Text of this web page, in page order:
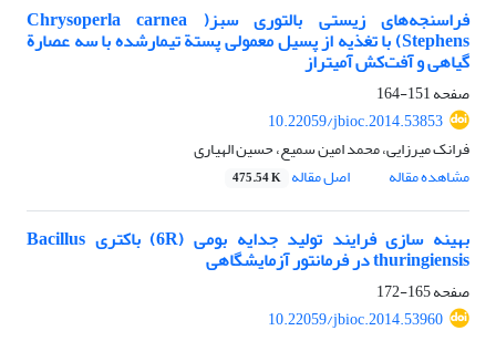
فراسنجه‌های زیستی بالتوری سبز( Chrysoperla carnea
(Stephens با تغذیه از پسیل معمولی پستة تیمار‌شده با سه عصارة
گیاهی و آفت‌کش آمیتراز
صفحه151-164
10.22059/jbioc.2014.53853
فرانک میرزایی، محمد امین سمیع، حسین الهیاری
مشاهده مقاله
اصل مقاله 475.54 K
بهینه سازی فرایند تولید جدایه بومی (6R) باکتری Bacillus
thuringiensis در فرمانتور آزمایشگاهی
صفحه165-172
10.22059/jbioc.2014.53960